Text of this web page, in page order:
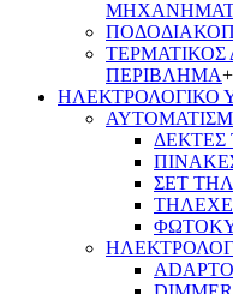
ΠΕΡΙΒΛΗΜΑ+
ΗΛΕΚΤΡΟΛΟΓΙΚΟ
ΔΕΚΤΕΣ
ΣΕΤ